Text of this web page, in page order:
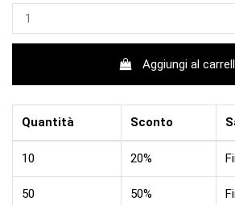
Aggiungi al
Quantità Sconto
10 20%
50 50%